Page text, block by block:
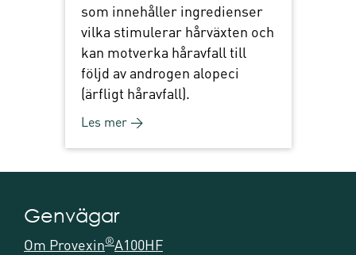
som innehåller ingredienser
vilka stimulerar hårväxten och
kan motverka håravfall till
följd av androgen alopeci
(ärfligt håravfall).
Les mer →
Genvägar
Om Provexin®A100HF